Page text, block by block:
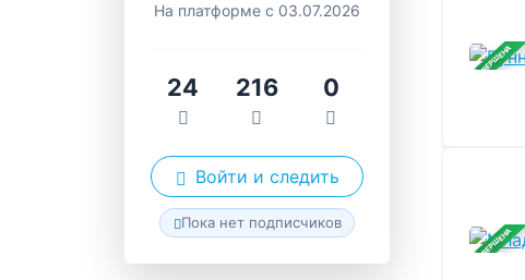
На платформе с 03.07.2026
24 216 0
Войти и следить
Пока нет подписчиков
ЗАВЕРШЕНА
ЗАВЕРШЕНА